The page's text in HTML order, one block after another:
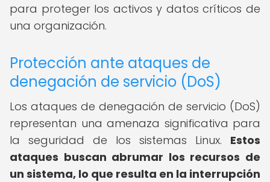
para proteger los activos y datos críticos de
una organización.
Protección ante ataques de
denegación de servicio (DoS)
Los ataques de denegación de servicio (DoS)
representan una amenaza significativa para
la seguridad de los sistemas Linux. Estos
ataques buscan abrumar los recursos de
un sistema, lo que resulta en la interrupción